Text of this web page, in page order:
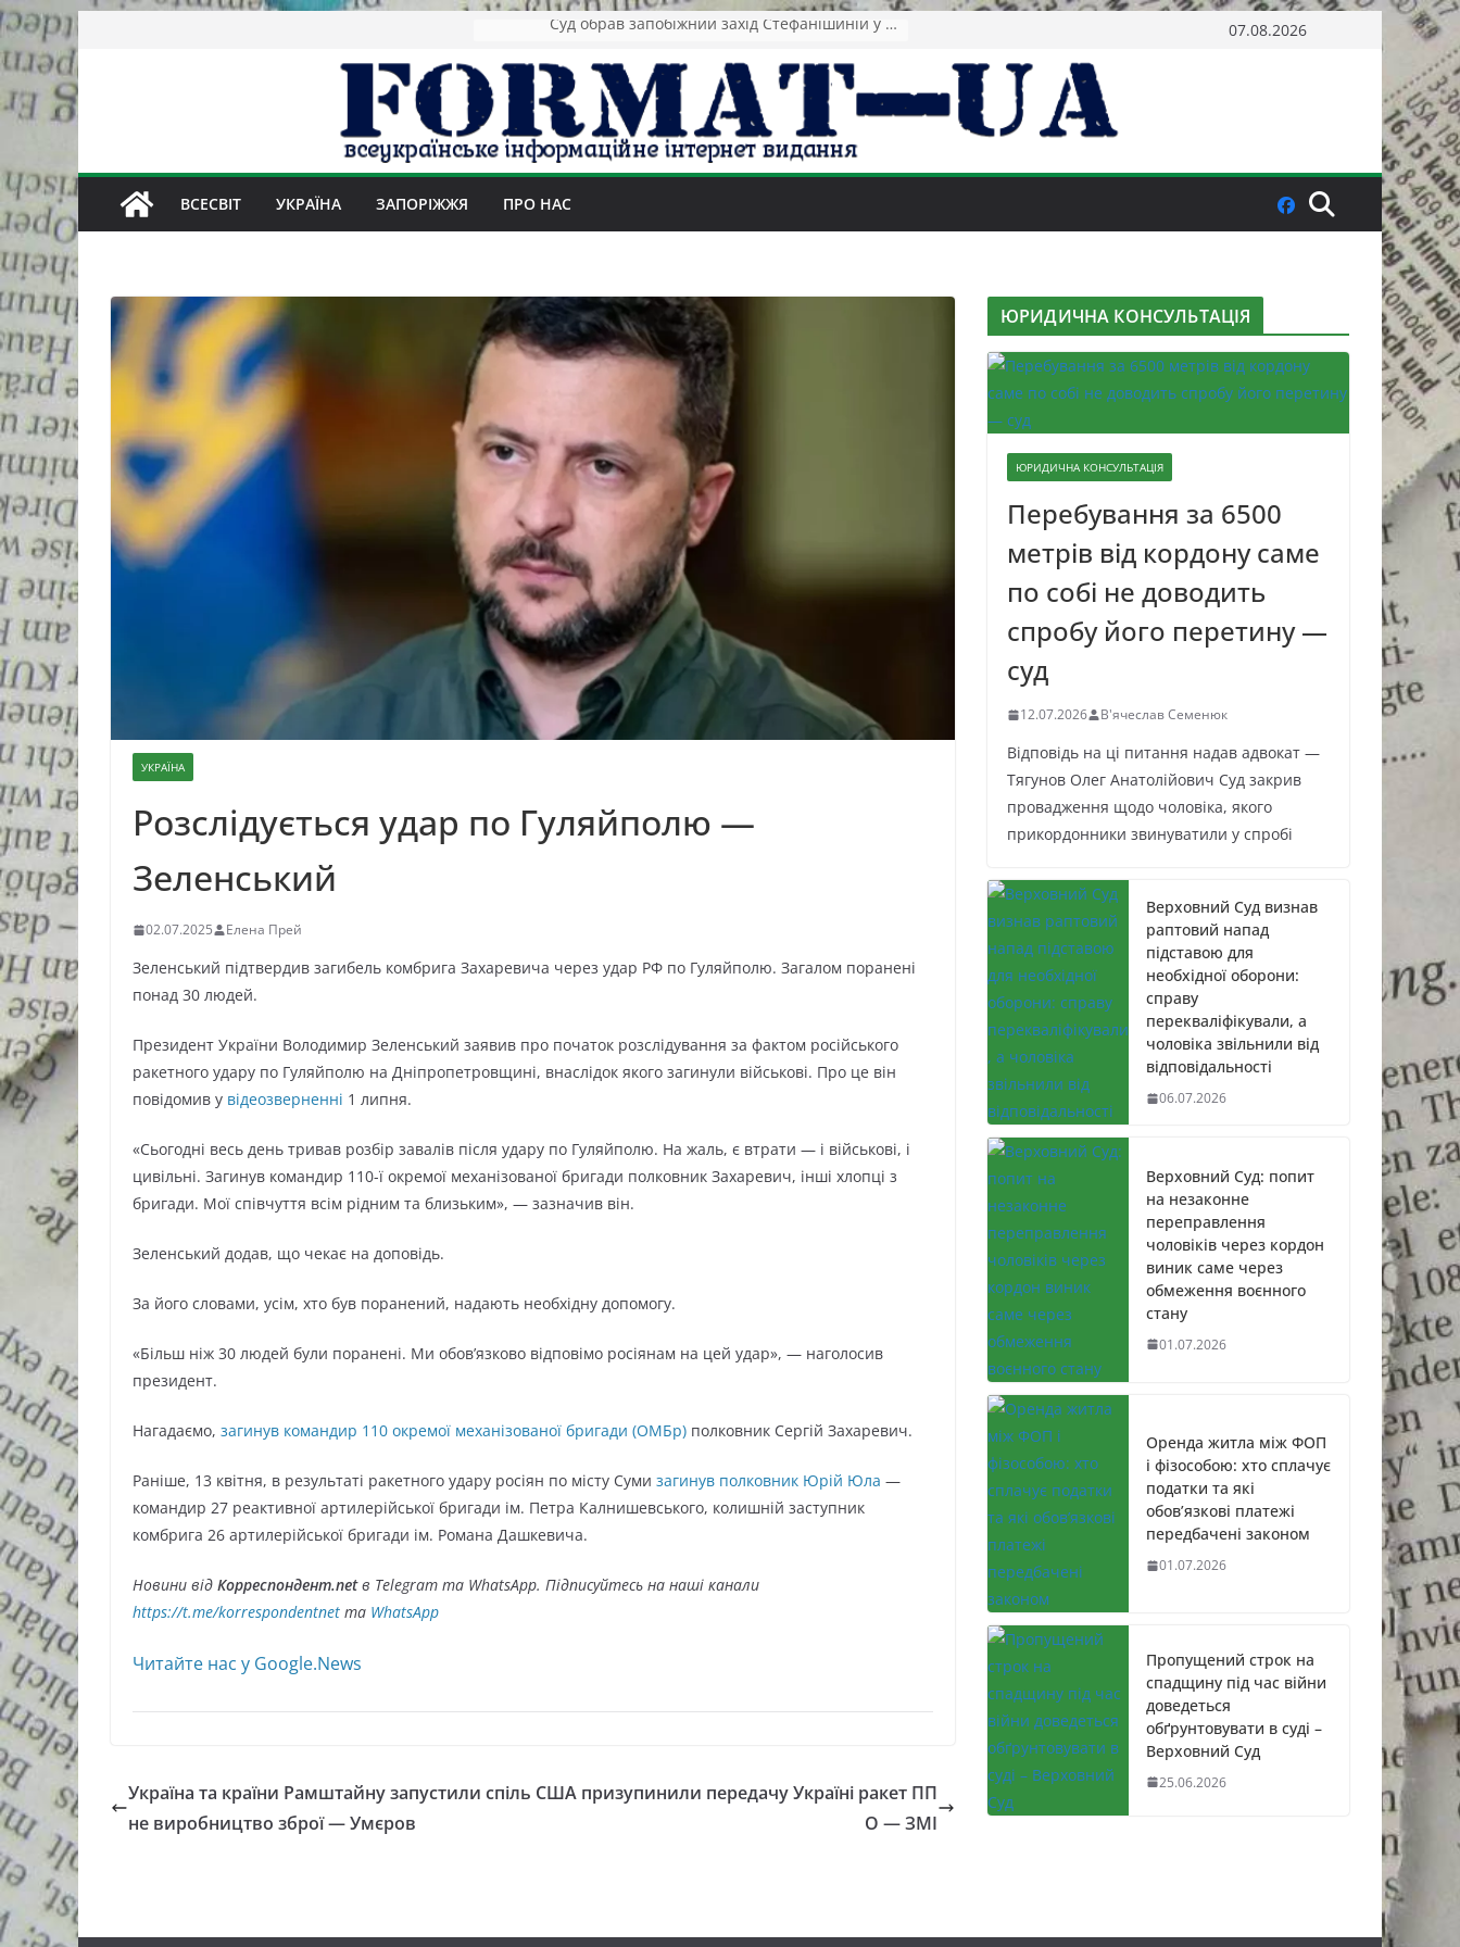
Skip
content
Зеленський повідомив про ураження нафтозаводів РФ за понад 1300 км від фронту 07.08.2026
ВСЕСВІТ УКРАЇНА ЗАПОРІЖЖЯ ПРО НАС
УКРАЇНА
Розслідується удар по Гуляйполю —
Зеленський
02.07.2025 Елена Прей
Зеленський підтвердив загибель комбрига Захаревича через удар РФ по Гуляйполю. Загалом поранені
понад 30 людей.
Президент України Володимир Зеленський заявив про початок розслідування за фактом російського
ракетного удару по Гуляйполю на Дніпропетровщині, внаслідок якого загинули військові. Про це він
повідомив у відеозверненні 1 липня.
«Сьогодні весь день тривав розбір завалів після удару по Гуляйполю. На жаль, є втрати — і військові, і
цивільні. Загинув командир 110-ї окремої механізованої бригади полковник Захаревич, інші хлопці з
бригади. Мої співчуття всім рідним та близьким», — зазначив він.
Зеленський додав, що чекає на доповідь.
За його словами, усім, хто був поранений, надають необхідну допомогу.
«Більш ніж 30 людей були поранені. Ми обов’язково відповімо росіянам на цей удар», — наголосив
президент.
Нагадаємо, загинув командир 110 окремої механізованої бригади (ОМБр) полковник Сергій Захаревич.
Раніше, 13 квітня, в результаті ракетного удару росіян по місту Суми загинув полковник Юрій Юла —
командир 27 реактивної артилерійської бригади ім. Петра Калнишевського, колишній заступник
комбрига 26 артилерійської бригади ім. Романа Дашкевича.
Новини від Корреспондент.netв Telegram та WhatsApp. Підписуйтесь на наші канали
https://t.me/korrespondentnet та WhatsApp
Читайте нас у Google.News
Україна та країни Рамштайну запустили спіль
не виробництво зброї — Умєров
США призупинили передачу Україні ракет ПП
О — ЗМІ
ЮРИДИЧНА КОНСУЛЬТАЦІЯ
ЮРИДИЧНА КОНСУЛЬТАЦІЯ
Перебування за 6500
метрів від кордону саме
по собі не доводить
спробу його перетину —
суд
12.07.2026 В'ячеслав Семенюк
Відповідь на ці питання надав адвокат —
Тягунов Олег Анатолійович Суд закрив
провадження щодо чоловіка, якого
прикордонники звинуватили у спробі
Верховний Суд визнав
раптовий напад
підставою для
необхідної оборони:
справу
перекваліфікували, а
чоловіка звільнили від
відповідальності
06.07.2026
Верховний Суд: попит
на незаконне
переправлення
чоловіків через кордон
виник саме через
обмеження воєнного
стану
01.07.2026
Оренда житла між ФОП
і фізособою: хто сплачує
податки та які
обов’язкові платежі
передбачені законом
01.07.2026
Пропущений строк на
спадщину під час війни
доведеться
обґрунтовувати в суді –
Верховний Суд
25.06.2026